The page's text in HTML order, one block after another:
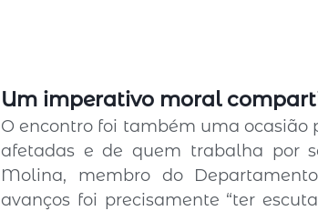
Um imperativo moral
O encontro foi também uma ocasião
afetadas e de quem trabalha por
Molina, membro do
avanços foi precisamente “ter